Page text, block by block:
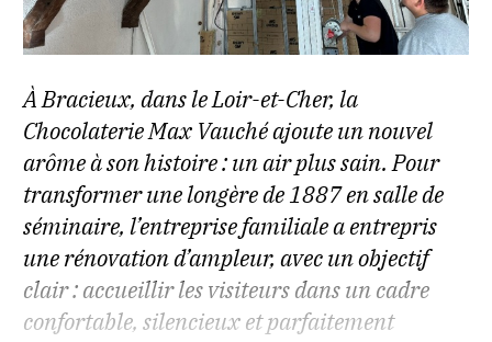
À Bracieux, dans le Loir-et-Cher, la
Chocolaterie Max Vauché ajoute un nouvel
arôme à son histoire : un air plus sain. Pour
transformer une longère de 1887 en salle de
séminaire, l’entreprise familiale a entrepris
une rénovation d’ampleur, avec un objectif
clair : accueillir les visiteurs dans un cadre
confortable, silencieux et parfaitement